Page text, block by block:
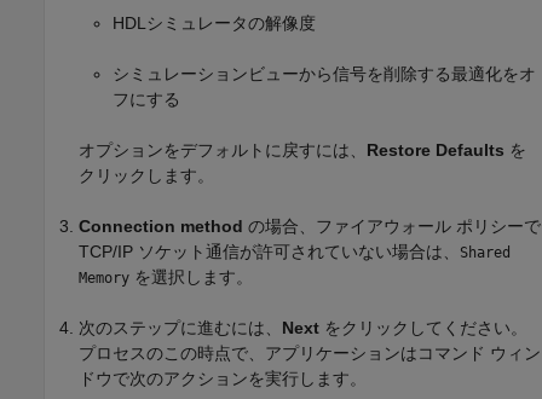
HDLシミュレータの解像度
シミュレーションビューから信号を削除する最適化をオ
フにする
オプションをデフォルトに戻すには、 Restore Defaults を
クリックします。
Connection method の場合、ファイアウォール ポリシーで
TCP/IP ソケット通信が許可されていない場合は、
Shared
Memory を選択します。
次のステップに進むには、 Next をクリックしてください。
プロセスのこの時点で、アプリケーションはコマンド ウィン
ドウで次のアクションを実行します。